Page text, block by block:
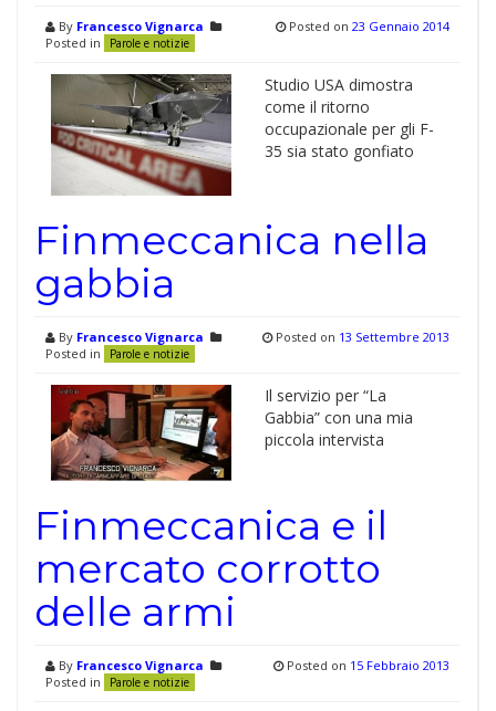
By Francesco Vignarca
Posted in
Parole e notizie
Posted on 23 Gennaio 2014
Studio USA dimostra
come il ritorno
occupazionale per gli F-
35 sia stato gonfiato
Finmeccanica nella
gabbia
By Francesco Vignarca
Posted in
Parole e notizie
Posted on 13 Settembre 2013
Il servizio per “La
Gabbia” con una mia
piccola intervista
Finmeccanica e il
mercato corrotto
delle armi
By Francesco Vignarca
Posted in
Parole e notizie
Posted on 15 Febbraio 2013